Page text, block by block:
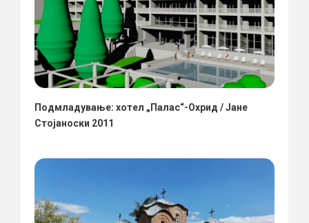
Подмладување: хотел „Палас“-Охрид / Јане
Стојаноски 2011